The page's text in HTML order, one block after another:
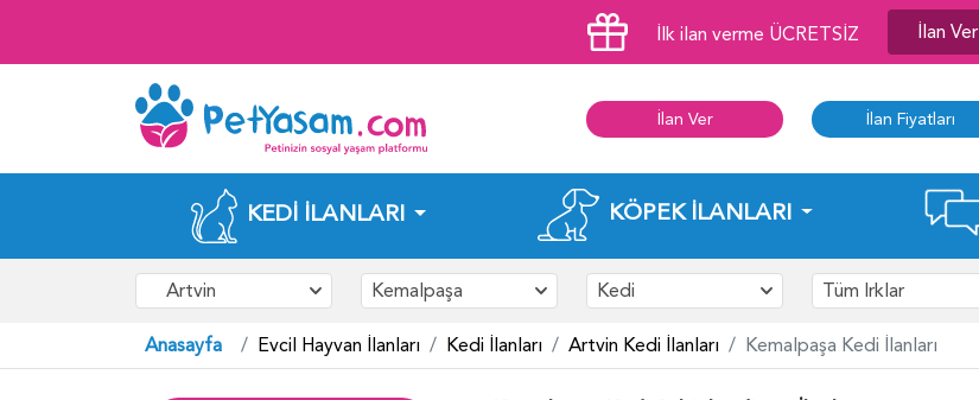
İlk ilan verme ÜCRETSİZ İlan Ver
İlan Ver İlan Fiyatları
KEDI İLANLARI KÖPEK İLANLARI
Artvin Kemalpaşa Kedi Tüm Irklar
Anasayfa Evcil Hayvan İlanları Kedi İlanları Artvin Kedi İlanları Kemalpaşa Kedi İlanları